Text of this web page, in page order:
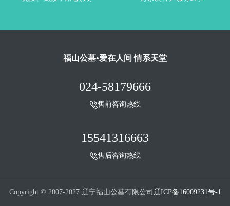
福山公墓•爱在人间 情系天堂
024-58179666
售前咨询热线
15541316663
售后咨询热线
Copyright © 2007-2027 辽宁福山公墓有限公司 辽ICP备16009231号-1